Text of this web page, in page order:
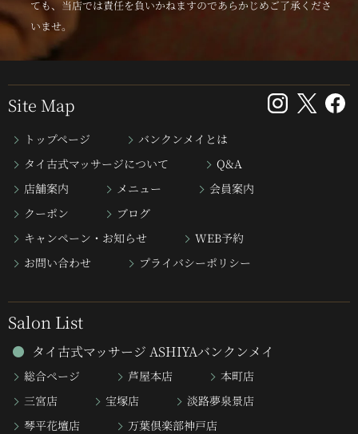
ても、当店では責任を負いかねますのであらかじめご了承くださ
いませ。
Site Map
トップページ
バンクンメイとは
タイ古式マッサージについて
Q&A
店舗案内
メニュー
会員案内
クーポン
ブログ
キャンペーン・お知らせ
WEB予約
お問い合わせ
プライバシーポリシー
Salon List
タイ古式マッサージ ASHIYAバンクンメイ
総合ページ 芦屋本店
本町店
三宮店
宝塚店
淡路夢泉景店
琴平花壇店
万葉倶楽部神戸店